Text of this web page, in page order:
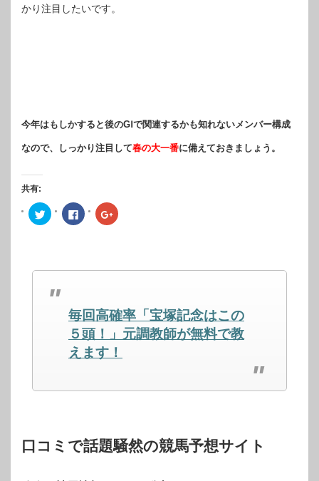
かり注目したいです。
今年はもしかすると後のGⅠで関連するかも知れないメンバー構成
なので、しっかり注目して春の大一番に備えておきましょう。
共有:
ク
リ
で
有
(新
ま
Facebook
で
は
し
て
く
だ
さ
い
ウ
開
き
ク
リ
で
い
ウ
ィ
ン
ド
ウ
ま
毎回高確率「宝塚記念はこの
５頭！」元調教師が無料で教
えます！
口コミで話題騒然の競馬予想サイト